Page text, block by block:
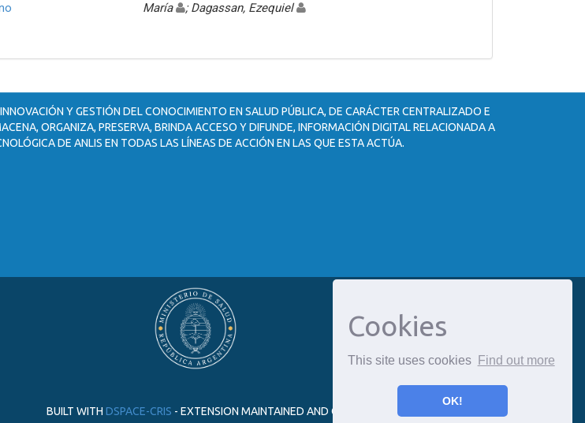
Cookies
This site uses cookies Find out more
OK!
María
; Dagassan, Ezequiel
Y GESTIÓN DEL CONOCIMIENTO EN SALUD PÚBLICA, DE CARÁCTER CENTRALIZADO E
ORGANIZA, PRESERVA, BRINDA ACCESO Y DIFUNDE, INFORMACIÓN DIGITAL RELACIONADA A
DE ANLIS EN TODAS LAS LÍNEAS DE ACCIÓN EN LAS QUE ESTA ACTÚA.
BUILT WITH DSPACE-CRIS - EXTENSION MAINTAINED AND OPTIMIZED BY